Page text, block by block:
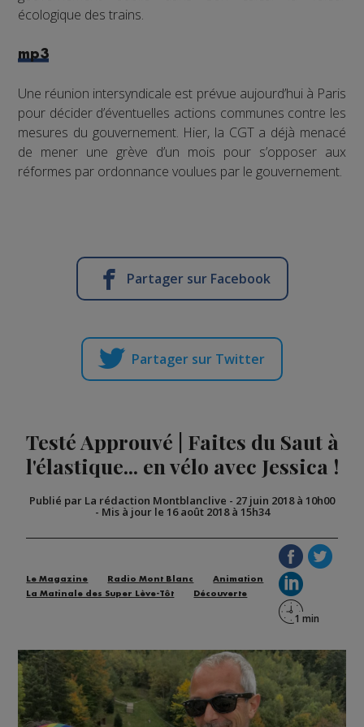
écologique des trains.
mp3
Une réunion intersyndicale est prévue aujourd’hui à Paris
pour décider d’éventuelles actions communes contre les
mesures du gouvernement. Hier, la CGT a déjà menacé
de mener une grève d’un mois pour s’opposer aux
réformes par ordonnance voulues par le gouvernement.
Partager sur Facebook
Partager sur Twitter
Testé Approuvé | Faites du Saut à
l'élastique... en vélo avec Jessica !
Publié par La rédaction Montblanclive - 27 juin 2018 à 10h00
- Mis à jour le 16 août 2018 à 15h34
Le Magazine Radio Mont Blanc
Animation
La Matinale des Super Lève-Tôt
Découverte